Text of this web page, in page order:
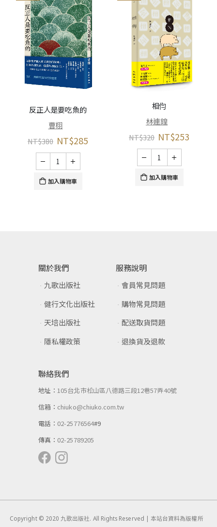
反正人是要吃魚的
曹栩
NT$380 NT$285
加入購物車
相伨
林連鍠
NT$320 NT$253
加入購物車
關於我們
九歌出版社
健行文化出版社
天培出版社
隱私權政策
服務說明
會員常見問題
購物常見問題
配送取貨問題
退換貨及退款
聯絡我們
地址：105台北市松山區八德路三段12巷57弄40號
信箱： chiuko@chiuko.com.tw
電話： 02-25776564#9
傳真： 02-25789205
Copyright © 2020 九歌出版社. All Rights Reserved | 本站台資料為版權所